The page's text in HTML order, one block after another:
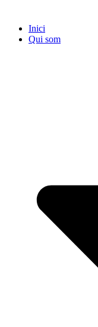
Inici
Qui som